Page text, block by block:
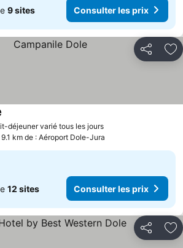
9 sites Consulter les prix
Partager
déjeuner varié tous les jours
km de : Aéroport Dole-Jura
12 sites Consulter les prix
Partager